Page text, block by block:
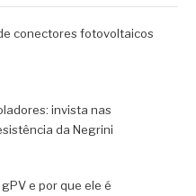
conectores fotovoltaicos
invista nas
da Negrini
e por que ele é